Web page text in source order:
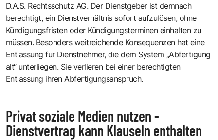
D.A.S. Rechtsschutz AG. Der Dienstgeber ist demnach
berechtigt, ein Dienstverhältnis sofort aufzulösen, ohne
Kündigungsfristen oder Kündigungsterminen einhalten zu
müssen. Besonders weitreichende Konsequenzen hat eine
Entlassung für Dienstnehmer, die dem System „Abfertigung
alt“ unterliegen. Sie verlieren bei einer berechtigten
Entlassung ihren Abfertigungsanspruch.
Privat soziale Medien nutzen -
Dienstvertrag kann Klauseln enthalten